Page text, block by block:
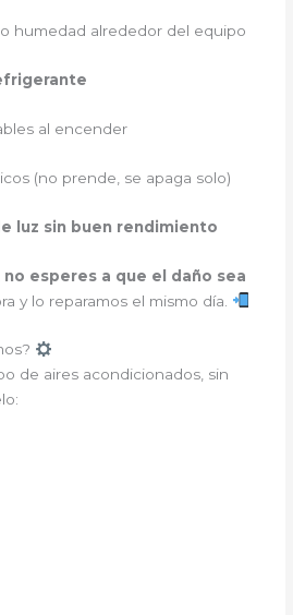
o humedad alrededor del equipo
al encender
(no prende, se apaga solo)
luz sin buen rendimiento
no esperes a que el daño sea
y lo reparamos el mismo día.
de aires acondicionados, sin